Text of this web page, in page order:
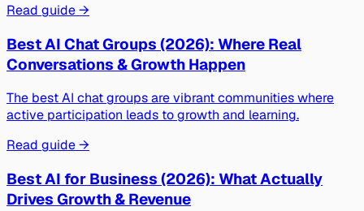
Read guide →
Best AI Chat Groups (2026): Where Real
Conversations & Growth Happen
The best AI chat groups are vibrant communities where
active participation leads to growth and learning.
Read guide →
Best AI for Business (2026): What Actually
Drives Growth & Revenue